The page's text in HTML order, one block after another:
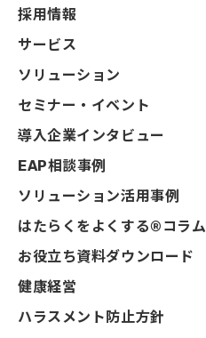
採用情報
サービス
ソリューション
セミナー・イベント
導入企業インタビュー
EAP相談事例
ソリューション活用事例
はたらくをよくする®コラム
お役立ち資料ダウンロード
健康経営
ハラスメント防止方針